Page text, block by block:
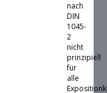
nach
DIN
1045-
2
nicht
prinzipiell
für
alle